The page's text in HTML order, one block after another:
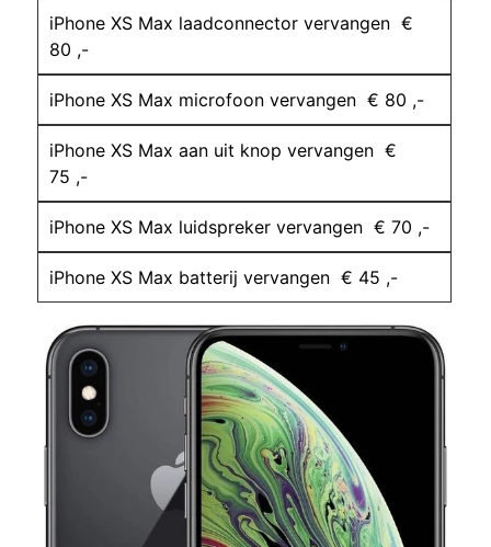
iPhone XS Max laadconnector vervangen €
80 ,-
iPhone XS Max microfoon vervangen € 80 ,-
iPhone XS Max aan uit knop vervangen €
75 ,-
iPhone XS Max luidspreker vervangen € 70 ,-
iPhone XS Max batterij vervangen € 45 ,-